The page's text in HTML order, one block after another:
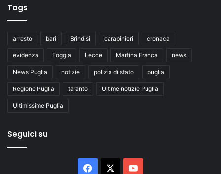
Tags
arresto bari Brindisi carabinieri cronaca
evidenza Foggia Lecce Martina Franca news
News Puglia notizie polizia di stato puglia
Regione Puglia taranto Ultime notizie Puglia
Ultimissime Puglia
Seguici su
Facebook You